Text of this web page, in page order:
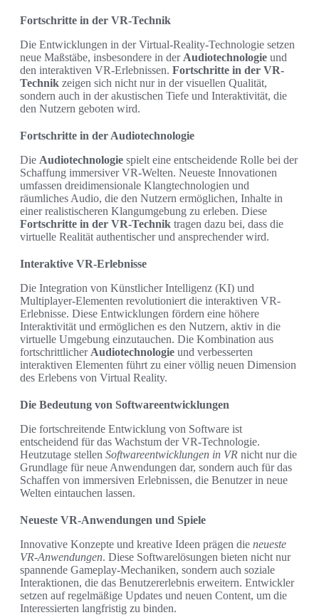
Fortschritte in der VR-Technik
Die Entwicklungen in der Virtual-Reality-Technologie setzen
neue Maßstäbe, insbesondere in der Audiotechnologie und
den interaktiven VR-Erlebnissen. Fortschritte in der VR-
Technik zeigen sich nicht nur in der visuellen Qualität,
sondern auch in der akustischen Tiefe und Interaktivität, die
den Nutzern geboten wird.
Fortschritte in der Audiotechnologie
Die Audiotechnologie spielt eine entscheidende Rolle bei der
Schaffung immersiver VR-Welten. Neueste Innovationen
umfassen dreidimensionale Klangtechnologien und
räumliches Audio, die den Nutzern ermöglichen, Inhalte in
einer realistischeren Klangumgebung zu erleben. Diese
Fortschritte in der VR-Technik tragen dazu bei, dass die
virtuelle Realität authentischer und ansprechender wird.
Interaktive VR-Erlebnisse
Die Integration von Künstlicher Intelligenz (KI) und
Multiplayer-Elementen revolutioniert die interaktiven VR-
Erlebnisse. Diese Entwicklungen fördern eine höhere
Interaktivität und ermöglichen es den Nutzern, aktiv in die
virtuelle Umgebung einzutauchen. Die Kombination aus
fortschrittlicher Audiotechnologie und verbesserten
interaktiven Elementen führt zu einer völlig neuen Dimension
des Erlebens von Virtual Reality.
Die Bedeutung von Softwareentwicklungen
Die fortschreitende Entwicklung von Software ist
entscheidend für das Wachstum der VR-Technologie.
Heutzutage stellen Softwareentwicklungen in VR nicht nur die
Grundlage für neue Anwendungen dar, sondern auch für das
Schaffen von immersiven Erlebnissen, die Benutzer in neue
Welten eintauchen lassen.
Neueste VR-Anwendungen und Spiele
Innovative Konzepte und kreative Ideen prägen die neueste
VR-Anwendungen. Diese Softwarelösungen bieten nicht nur
spannende Gameplay-Mechaniken, sondern auch soziale
Interaktionen, die das Benutzererlebnis erweitern. Entwickler
setzen auf regelmäßige Updates und neuen Content, um die
Interessierten langfristig zu binden.